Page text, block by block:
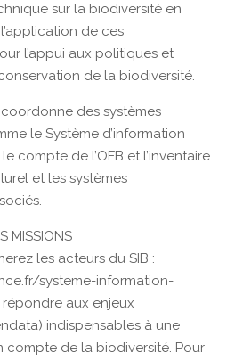
sur la biodiversité en
de ces
l’appui aux politiques et
de la biodiversité.
des systèmes
le Système d’information
compte de l’OFB et l’inventaire
et les systèmes
MISSIONS
les acteurs du SIB :
systeme-information-
aux enjeux
indispensables à une
compte de la biodiversité. Pour